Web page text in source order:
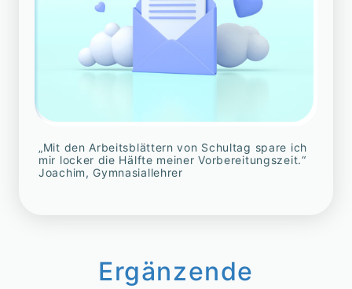
„Mit den Arbeitsblättern von Schultag spare ich
mir locker die Hälfte meiner Vorbereitungszeit.“
Joachim, Gymnasiallehrer
Ergänzende